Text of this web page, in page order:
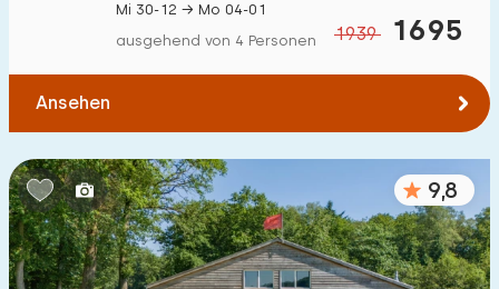
€ 0 — € 5000+
Schlafzimmern:
1 2 3 4 5
1939 1695
Mi 30-12 → Mo 04-01
ausgehend von 4 Personen
Ansehen
9,8